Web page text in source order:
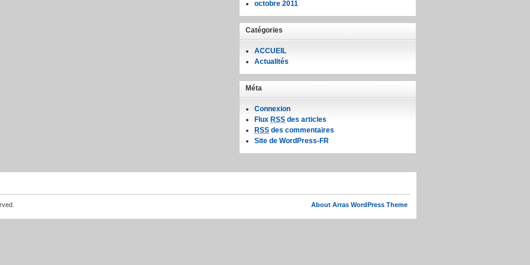
octobre 2011
Catégories
ACCUEIL
Actualités
Méta
Connexion
Flux RSS des articles
RSS des commentaires
Site de WordPress-FR
About Arras WordPress Theme